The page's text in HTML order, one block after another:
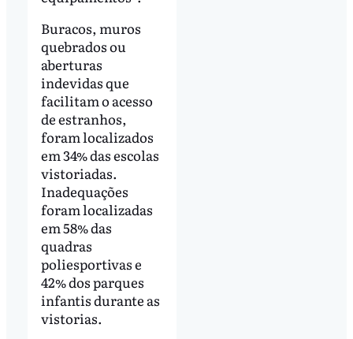
Buracos, muros
quebrados ou
aberturas
indevidas que
facilitam o acesso
de estranhos,
foram localizados
em 34% das escolas
vistoriadas.
Inadequações
foram localizadas
em 58% das
quadras
poliesportivas e
42% dos parques
infantis durante as
vistorias.